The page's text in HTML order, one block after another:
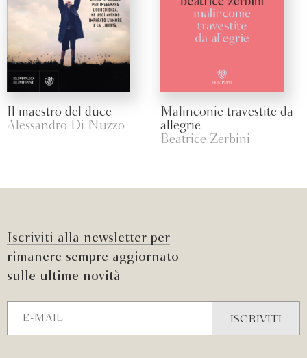
Il maestro del duce
Alessandro Di Nuzzo
Malinconie travestite da
allegrie
Beatrice Zerbini
Iscriviti alla newsletter per
rimanere sempre aggiornato
sulle ultime novità